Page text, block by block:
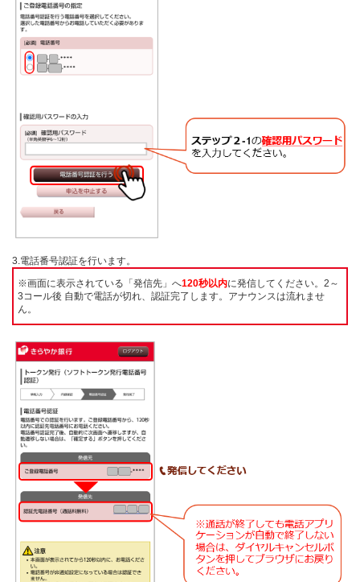
3.電話番号認証を行います。
※画面に表示されている「発信先」へ120秒以内に発信してください。2～
3コール後 自動で電話が切れ、認証完了します。アナウンスは流れませ
ん。